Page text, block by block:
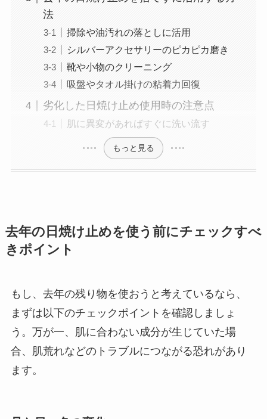
法
掃除や油汚れの落としに活用
シルバーアクセサリーのピカピカ磨き
靴や小物のクリーニング
吸盤やタオル掛けの粘着力回復
劣化した日焼け止め使用時の注意点
肌に異変があればすぐに洗い流す
もっと見る
去年の日焼け止めを使う前にチェックすべ
きポイント
もし、去年の残り物を使おうと考えているなら、
まずは以下のチェックポイントを確認しましょ
う。万が一、肌に合わない成分が生じていた場
合、肌荒れなどのトラブルにつながる恐れがあり
ます。